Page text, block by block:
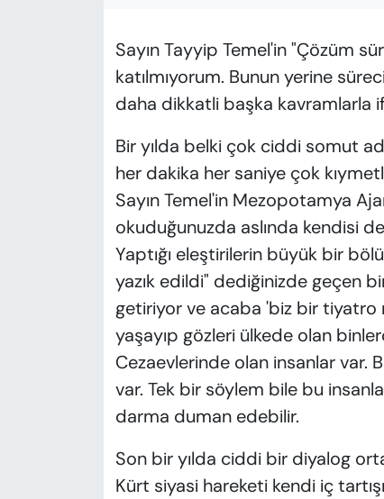
Sayın Tayyip Temel'in "Çözüm
katılmıyorum. Bunun yerine
daha dikkatli başka kavramlarla
Bir yılda belki çok ciddi somut
her dakika her saniye çok
Sayın Temel'in Mezopotamya
okuduğunuzda aslında kendisi
Yaptığı eleştirilerin büyük bir
yazık edildi" dediğinizde geçen
getiriyor ve acaba 'biz bir tiyatro
yaşayıp gözleri ülkede olan
Cezaevlerinde olan insanlar var.
var. Tek bir söylem bile bu
darma duman edebilir.
Son bir yılda ciddi bir diyalog
Kürt siyasi hareketi kendi iç